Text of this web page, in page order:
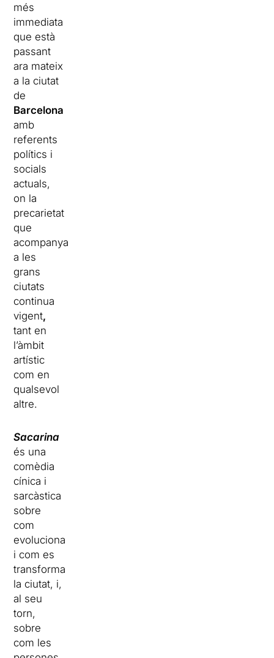
més
immediata
que està
passant
ara mateix
a la ciutat
de
Barcelona
amb
referents
polítics i
socials
actuals,
on la
precarietat
que
acompanya
a les
grans
ciutats
continua
vigent,
tant en
l’àmbit
artístic
com en
qualsevol
altre.
Sacarina
és una
comèdia
cínica i
sarcàstica
sobre
com
evoluciona
i com es
transforma
la ciutat, i,
al seu
torn,
sobre
com les